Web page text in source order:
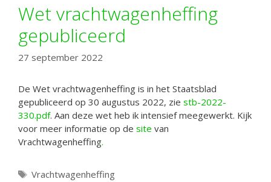
Wet vrachtwagenheffing
gepubliceerd
27 september 2022
De Wet vrachtwagenheffing is in het Staatsblad
gepubliceerd op 30 augustus 2022, zie stb-2022-
330.pdf. Aan deze wet heb ik intensief meegewerkt. Kijk
voor meer informatie op de site van
Vrachtwagenheffing.
Tags
Vrachtwagenheffing